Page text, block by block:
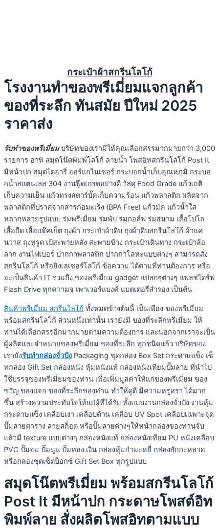
กระเป๋าผ้าสกรีนโลโก้
โรงงานทำของพรีเมี่ยมแจกลูกค้า
ของที่ระลึก ทันสมัย ปีใหม่ 2025
ราคาส่ง
รับทำของพรีเมี่ยมบริษัทของเรามีให้คุณเลือกสรรมากมายกว่า 3,000
รายการ อาทิ สมุดโน๊ตพิมพ์โลโก้ ลายน้ำ โพสอิทสกรีนโลโก้ Post It
มีหน้าปก สมุดไดอารี่ ออร์แกไนเซอร์ กระบอกน้ำเก็บอุณหภูมิ กระบอ
กน้ำสแตนเลส 304 งานฟู๊ดเกรดอย่างดี วัสดุ Food Grade แก้วเยติ
เก็บความเย็น แก้วทรงสตาร์บั๊คเก็บความร้อน แก้วพลาสติก ผลิตจาก
พลาสติกที่ปราศจากสารก่อมะเร็ง (BPA Free) แก้วมัค แก้วน้ำใส
หลากหลายรูปแบบ ร่มพรีเมี่ยม ร่มพับ ร่มกอล์ฟ ร่มสนาม เสื้อโปโล
เสื้อยืด เสื้อแจ๊คเก็ต ถุงผ้า กระเป๋าผ้าดิบ ถุงผ้าดิบสกรีนโลโก้ ผ้าแค
นวาส ถุงหูรูด เป้สะพายหลัง สะพายข้าง กระเป๋าเดินทาง กระเป๋าล้อ
ลาก งานไฟเบอร์ ปากกาพลาสติก ปากกาโลหะแบบต่างๆ สามารถสั่ง
สกรีนโลโก้ หรือยิงเลเซอร์โลโก้ ข้อความ ได้ตามที่ท่านต้องการ หรือ
จะเป็นสินค้า IT รวมถึง ของพรีเมี่ยม gadget แปลกๆต่างๆ แฟลชไดร์ฟ
Flash Drive ทุกความจุ เพาเวอร์แบงค์ แบตเตอรี่สำรอง เป็นต้น
สินค้าพรีเมี่ยม สกรีนโลโก้ ทั้งหมดข้างต้นนี้ เป็นเพียง ของพรีเมี่ยม
พร้อมสกรีนโลโก้ ส่วนหนึ่งเท่านั้น เรายังมี ของที่ระลึกพรีเมี่ยม ให้
ท่านได้เลือกสรรอีกมากมายตามความต้องการ และนอกจากเราจะเป็น
ผู้ผลิตและจำหน่ายของพรีเมี่ยม ของที่ระลึก ทุกชนิดแล้ว บริษัทของ
เรายังรับทำกล่องจั่วปัง Packaging ชุดกล่อง Box Set กระดาษแข็ง เซ็
ทกล่อง Gift Set กล่องหนัง หุ้มหนังแท้ กล่องหนังเทียมปั๊มลาย ที่นำไป
ใช้บรรจุของพรีเมี่ยมของท่าน เพื่อเพิ่มมูลค่าให้แก่ของพรีเมี่ยม ของ
ขวัญ ของแจก ของที่ระลึกของท่าน ทำให้ดูดี มีความหรูหรา ได้มาก
ขึ้น สร้างความประทับใจให้แก่ผู้ที่ได้รับ ทั้งแบบงานกล่องจั่วปัง งานหุ้ม
กระดาษแข็ง เคลือบเงา เคลือบด้าน เคลือบ UV Spot เคลือบเฉพาะจุด
ปั๊มลายตาราง ลายสก็อต หรือปั๊มลายต่างๆให้หน้ากล่องของท่านจับ
แล้วมี texture แบบต่างๆ กล่องหนังแท้ กล่องหนังเทียม PU หนังเคลือบ
PVC ปั๊มจม ปั๊มนูน ปั๊มทอง เงิน กล่องหุ้มกำมะหยี่ กล่องสักกะหลาด
หรือกล่องชุดเซ็ตบ็อกซ์ Gift Set Box ทุกรูปแบบ
สมุดโน๊ตพรีเมี่ยม พร้อมสกรีนโลโก้
Post It มีหน้าปก กระดาษโพสต์อิท
พิมพ์ลาย สั่งผลิตโพสอิทตามแบบ